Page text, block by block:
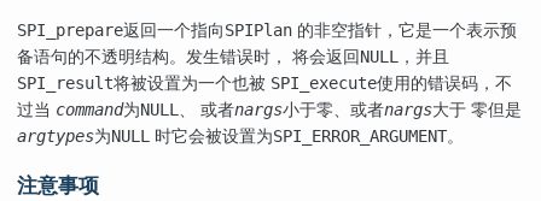
SPI_prepare返回一个指向SPIPlan 的非空指针，它是一个表示预
备语句的不透明结构。发生错误时， 将会返回NULL ，并且
SPI_result将被设置为一个也被 SPI_execute使用的错误码，不
过当 command为NULL 、 或者nargs小于零、或者nargs大于 零但是
argtypes为NULL 时它会被设置为SPI_ERROR_ARGUMENT。
注意事项